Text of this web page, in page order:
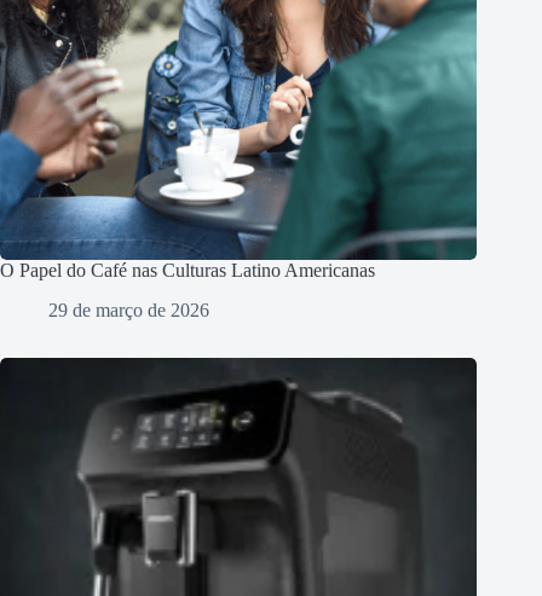
O Papel do Café nas Culturas Latino Americanas
29 de março de 2026